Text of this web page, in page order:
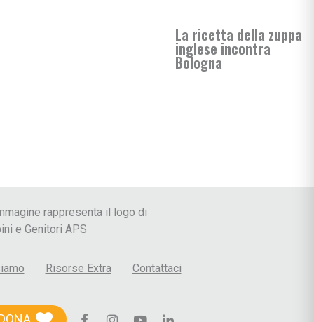
La ricetta della zuppa
inglese incontra
Bologna
Risorse Extra Contattaci